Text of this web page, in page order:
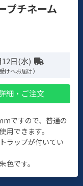
プチネーム
日(水)
けへお届け）
細・ご注文
ですので、普通の
用できます。
ラップが付いてい
色です。